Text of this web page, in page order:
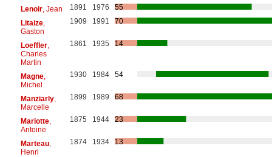
Lenoir, Jean 1891 1976
55
Litaize,
Gaston
1909 1991 70
Loeffler,
Charles
Martin
1861 1935 14
Magne,
Michel
1930 1984 54
Manziarly,
Marcelle
1899 1989 68
Mariotte,
Antoine
1875 1944 23
Marteau,
Henri
1874 1934 13